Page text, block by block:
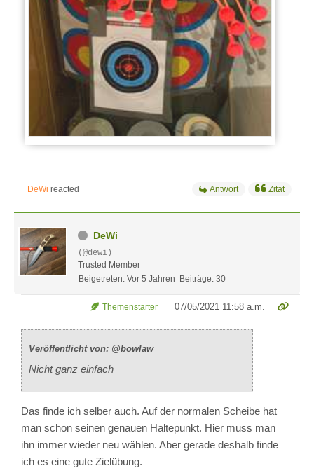
DeWi reacted Antwort Zitat
DeWi
(@dewi)
Trusted Member
Beigetreten: Vor 5 Jahren
Beiträge: 30
Themenstarter 07/05/2021 11:58 a.m.
Veröffentlicht von: @bowlaw
Nicht ganz einfach
Das finde ich selber auch. Auf der normalen Scheibe hat
man schon seinen genauen Haltepunkt. Hier muss man
ihn immer wieder neu wählen. Aber gerade deshalb finde
ich es eine gute Zielübung.